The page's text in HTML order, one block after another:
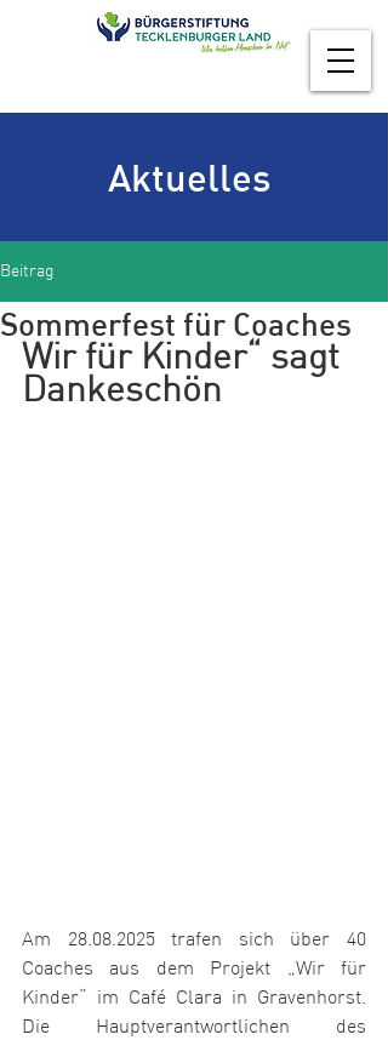
Aktuelles
Beitrag
Sommerfest für Coaches
Wir für Kinder“ sagt
Dankeschön
Am 28.08.2025 trafen sich über 40
Coaches aus dem Projekt „Wir für
Kinder“ im Café Clara in Gravenhorst.
Die Hauptverantwortlichen des